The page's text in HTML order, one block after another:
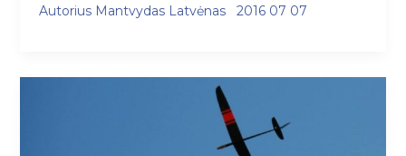
Autorius Mantvydas Latvėnas 2016 07 07